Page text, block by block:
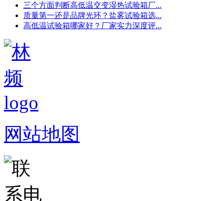
三个方面判断高低温交变湿热试验箱厂...
质量第一还是品牌光环？盐雾试验箱选...
高低温试验箱哪家好？厂家实力深度评...
网站地图